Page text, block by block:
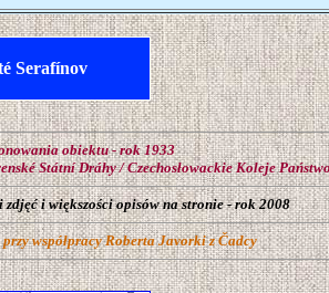
Serafínov
obiektu - rok 1933
Státní Dráhy / Czechosłowackie Koleje
i większości opisów na stronie - rok 2008
współpracy Roberta Javorki z Čadcy